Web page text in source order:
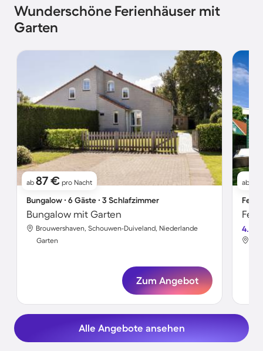
Wunderschöne Ferienhäuser mit
Garten
ab 87 € pro Nacht
Bungalow ∙ 6 Gäste ∙ 3 Schlafzimmer
Bungalow mit Garten
Brouwershaven, Schouwen-Duiveland, Niederlande
Garten
Zum Angebot
ab
4.8
Alle Angebote ansehen